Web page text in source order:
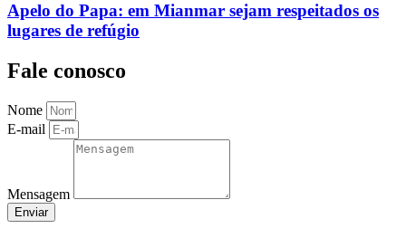
Apelo do Papa: em Mianmar sejam respeitados os
lugares de refúgio
Fale conosco
Nome
E-mail
Mensagem
Enviar